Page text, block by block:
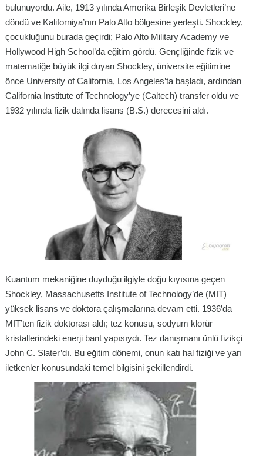
bulunuyordu. Aile, 1913 yılında Amerika Birleşik Devletleri’ne
döndü ve Kaliforniya’nın Palo Alto bölgesine yerleşti. Shockley,
çocukluğunu burada geçirdi; Palo Alto Military Academy ve
Hollywood High School’da eğitim gördü. Gençliğinde fizik ve
matematiğe büyük ilgi duyan Shockley, üniversite eğitimine
önce University of California, Los Angeles’ta başladı, ardından
California Institute of Technology’ye (Caltech) transfer oldu ve
1932 yılında fizik dalında lisans (B.S.) derecesini aldı.
Kuantum mekaniğine duyduğu ilgiyle doğu kıyısına geçen
Shockley, Massachusetts Institute of Technology’de (MIT)
yüksek lisans ve doktora çalışmalarına devam etti. 1936’da
MIT’ten fizik doktorası aldı; tez konusu, sodyum klorür
kristallerindeki enerji bant yapısıydı. Tez danışmanı ünlü fizikçi
John C. Slater’dı. Bu eğitim dönemi, onun katı hal fiziği ve yarı
iletkenler konusundaki temel bilgisini şekillendirdi.